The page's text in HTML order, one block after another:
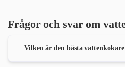
Frågor och svar om
Vilken är den bästa